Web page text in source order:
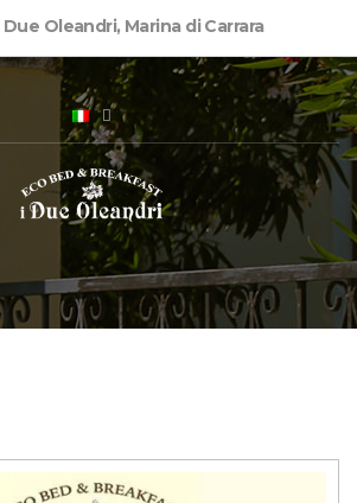
Due Oleandri, Marina di Carrara